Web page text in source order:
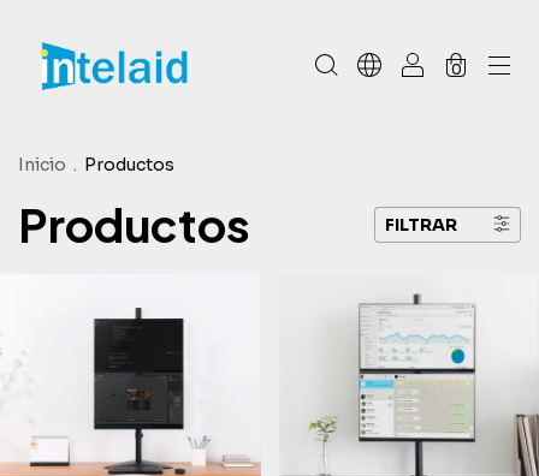
0
Inicio . Productos
Productos FILTRAR